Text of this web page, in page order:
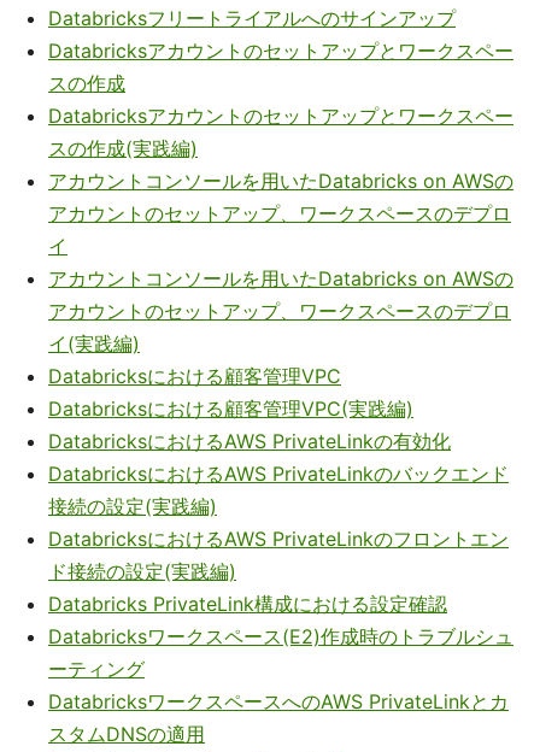
Databricksフリートライアルへのサインアップ
Databricksアカウントのセットアップとワークスペー
スの作成
Databricksアカウントのセットアップとワークスペー
スの作成(実践編)
アカウントコンソールを用いたDatabricks on AWSの
アカウントのセットアップ、ワークスペースのデプロ
イ
アカウントコンソールを用いたDatabricks on AWSの
アカウントのセットアップ、ワークスペースのデプロ
イ(実践編)
Databricksにおける顧客管理VPC
Databricksにおける顧客管理VPC(実践編)
DatabricksにおけるAWS PrivateLinkの有効化
DatabricksにおけるAWS PrivateLinkのバックエンド
接続の設定(実践編)
DatabricksにおけるAWS PrivateLinkのフロントエン
ド接続の設定(実践編)
Databricks PrivateLink構成における設定確認
Databricksワークスペース(E2)作成時のトラブルシュ
ーティング
DatabricksワークスペースへのAWS PrivateLinkとカ
スタムDNSの適用